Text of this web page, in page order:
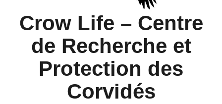
Crow Life – Centre
de Recherche et
Protection des
Corvidés